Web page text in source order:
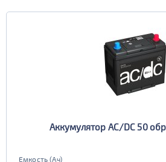
Аккумулятор AC/DC 50
Емкость (Ач)